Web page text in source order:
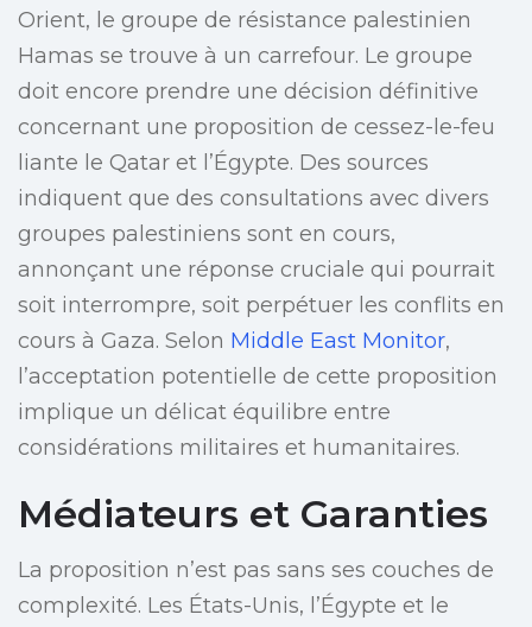
Orient, le groupe de résistance palestinien
Hamas se trouve à un carrefour. Le groupe
doit encore prendre une décision définitive
concernant une proposition de cessez-le-feu
liante le Qatar et l’Égypte. Des sources
indiquent que des consultations avec divers
groupes palestiniens sont en cours,
annonçant une réponse cruciale qui pourrait
soit interrompre, soit perpétuer les conflits en
cours à Gaza. Selon Middle East Monitor,
l’acceptation potentielle de cette proposition
implique un délicat équilibre entre
considérations militaires et humanitaires.
Médiateurs et Garanties
La proposition n’est pas sans ses couches de
complexité. Les États-Unis, l’Égypte et le